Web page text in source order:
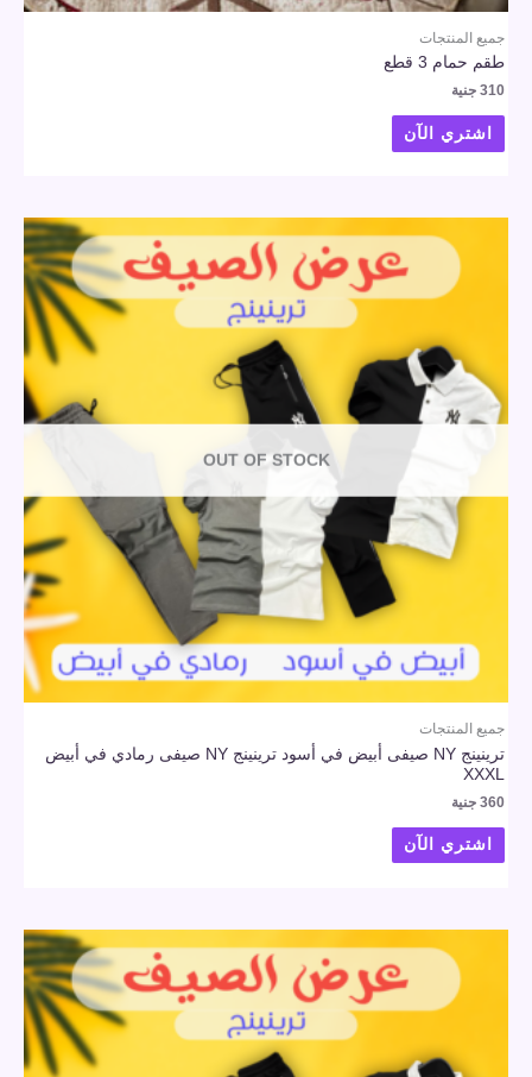
جميع المنتجات
طقم حمام 3 قطع
310 جنية
اشتري الآن
OUT OF STOCK
جميع المنتجات
ترينينج NY صيفى أبيض في أسود ترينينج NY صيفى رمادي في أبيض
XXXL
360 جنية
اشتري الآن